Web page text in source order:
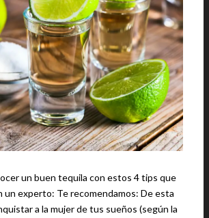
un buen tequila con estos 4 tips que
De esta
a la mujer de tus sueños (según la